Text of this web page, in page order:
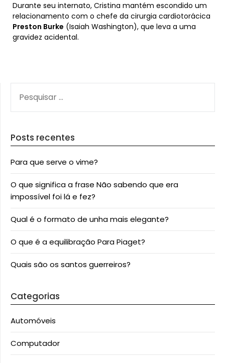
Durante seu internato, Cristina mantém escondido um
relacionamento com o chefe da cirurgia cardiotorácica
Preston Burke (Isaiah Washington), que leva a uma
gravidez acidental.
POR:
Posts recentes
Para que serve o vime?
O que significa a frase Não sabendo que era
impossível foi lá e fez?
Qual é o formato de unha mais elegante?
O que é a equilibração Para Piaget?
Quais são os santos guerreiros?
Categorias
Automóveis
Computador